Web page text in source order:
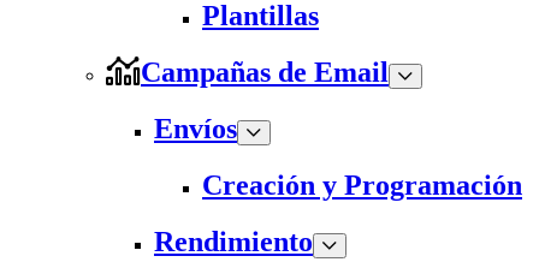
Plantillas
Campañas de Email
Envíos
Creación y Programación
Rendimiento